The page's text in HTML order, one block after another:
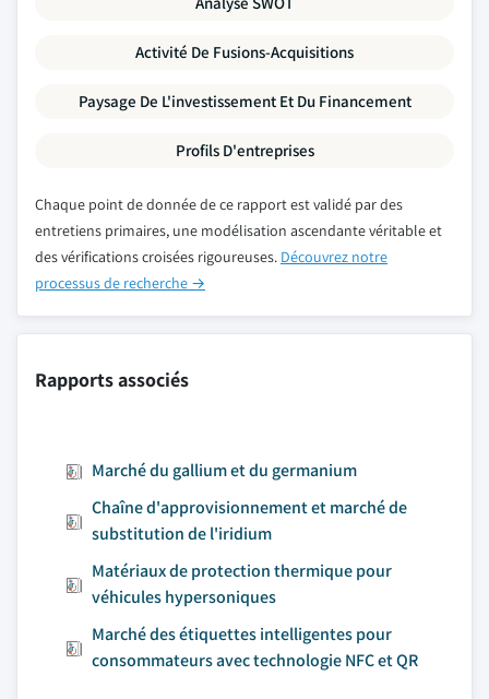
Activité De Fusions-Acquisitions
Paysage De L'investissement Et Du Financement
Profils D'entreprises
Chaque point de donnée de ce rapport est validé par des
entretiens primaires, une modélisation ascendante véritable et
des vérifications croisées rigoureuses. Découvrez notre
processus de recherche →
Rapports associés
Marché du gallium et du germanium
Chaîne d'approvisionnement et marché de
substitution de l'iridium
Matériaux de protection thermique pour
véhicules hypersoniques
Marché des étiquettes intelligentes pour
consommateurs avec technologie NFC et QR